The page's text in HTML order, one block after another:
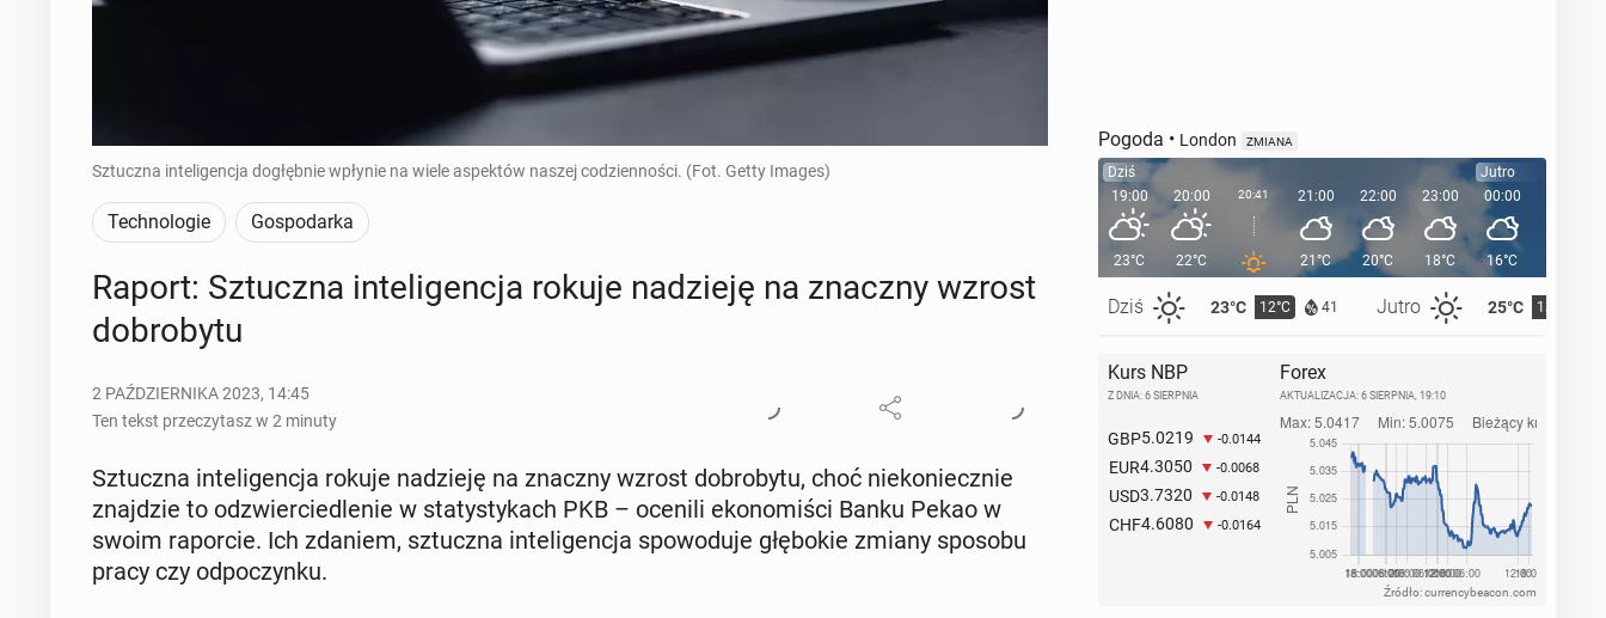
Sztuczna inteligencja dogłębnie wpłynie na wiele aspektów naszej codzienności. (Fot. Getty Images)
Technologie Gospodarka
Raport: Sztucz­na in­te­li­gen­cja rokuje na­dzie­ję na znaczny wzrost
do­bro­by­tu
2 PAŹDZIERNIKA 2023, 14:45
Ten tekst przeczytasz w 2 minuty
Sztucz­na in­te­li­gen­cja rokuje na­dzie­ję na znaczny wzrost do­bro­by­tu, choć nie­ko­niecz­nie
znaj­dzie to od­zwier­cie­dle­nie w sta­ty­sty­kach PKB – ocenili eko­no­mi­ści Banku Pekao w
swoim ra­por­cie. Ich zdaniem, sztucz­na in­te­li­gen­cja spo­wo­du­je głę­bo­kie zmiany sposobu
pracy czy od­po­czyn­ku.
Pogoda • London ZMIANA
Dziś
19:00
23°C
Dziś 23°C 12°C 41 Jutro 25°C 13°C
20:00
22°C
20:41 21:00
21°C
22:00
20°C
23:00
18°C
Jutro
00:00
16°C
Kurs NBP
Z DNIA: 6 SIERPNIA
GBP5.0219 -0.0144
EUR4.3050 -0.0068
USD3.7320 -0.0148
CHF4.6080 -0.0164
Forex
AKTUALIZACJA: 6 SIERPNIA, 19:10
Źródło: currencybeacon.com